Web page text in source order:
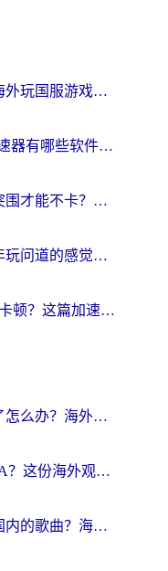
天堂加速器在哪里开？海外玩国服游戏，先找对路再开打
国外打古剑奇谭OL的加速器有哪些软件？海外党亲测3款靠谱工具（附避坑指南）
人在国外，怎么打暗区突围才能不卡？一个海外老兵的终极答案
人在海外，如何找回当年玩问道的感觉？你需要的不只是加速器
在国外打王国保卫战4总卡顿？这篇加速器指南帮你丝滑通关
爱奇艺到了国外不能看了怎么办？海外党追剧自由的终极指南
身在国外怎么看腾讯NBA？这份海外观赛生存指南请收好
在国外用什么软件能听国内的歌曲？海外党亲测有效的听歌解决方案